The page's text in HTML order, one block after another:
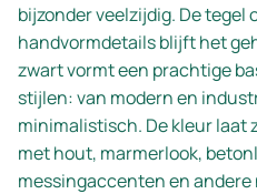
bijzonder veelzijdig. De tegel
handvormdetails blijft het
zwart vormt een prachtige
stijlen: van modern en
minimalistisch. De kleur laat
met hout, marmerlook,
messingaccenten en